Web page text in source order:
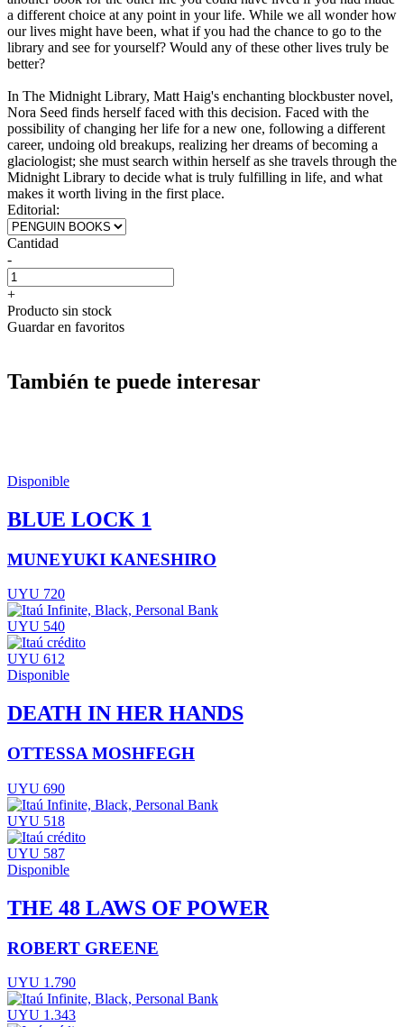
a different choice at any point in your life. While we all wonder how
our lives might have been, what if you had the chance to go to the
library and see for yourself? Would any of these other lives truly be
better?
In The Midnight Library, Matt Haig's enchanting blockbuster novel,
Nora Seed finds herself faced with this decision. Faced with the
possibility of changing her life for a new one, following a different
career, undoing old breakups, realizing her dreams of becoming a
glaciologist; she must search within herself as she travels through the
Midnight Library to decide what is truly fulfilling in life, and what
makes it worth living in the first place.
Editorial:
Cantidad
-
+
Producto sin stock
Guardar en favoritos
También te puede interesar
Disponible
BLUE LOCK 1
MUNEYUKI KANESHIRO
UYU 720
UYU 540
UYU 612
Disponible
DEATH IN HER HANDS
OTTESSA MOSHFEGH
UYU 690
UYU 518
UYU 587
Disponible
THE 48 LAWS OF POWER
ROBERT GREENE
UYU 1.790
UYU 1.343